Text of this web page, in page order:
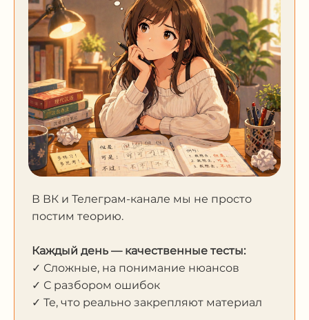
В ВК и Телеграм-канале мы не просто
постим теорию.
Каждый день — качественные тесты:
✓ Сложные, на понимание нюансов
✓ С разбором ошибок
✓ Те, что реально закрепляют материал